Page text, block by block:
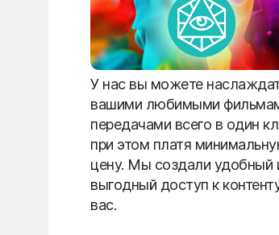
У нас вы можете
вашими любимыми
передачами всего в один
при этом платя
цену. Мы создали удобный
выгодный доступ к
вас.